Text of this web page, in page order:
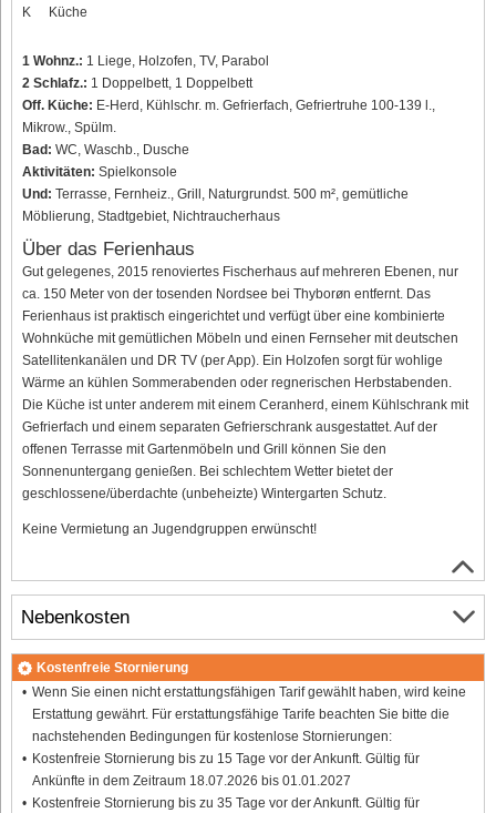
K
Küche
1 Wohnz.: 1 Liege, Holzofen, TV, Parabol
2 Schlafz.: 1 Doppelbett, 1 Doppelbett
Off. Küche: E-Herd, Kühlschr. m. Gefrierfach, Gefriertruhe 100-139 l.,
Mikrow., Spülm.
Bad: WC, Waschb., Dusche
Aktivitäten: Spielkonsole
Und: Terrasse, Fernheiz., Grill, Naturgrundst. 500 m², gemütliche
Möblierung, Stadtgebiet, Nichtraucherhaus
Über das Ferienhaus
Gut gelegenes, 2015 renoviertes Fischerhaus auf mehreren Ebenen, nur
ca. 150 Meter von der tosenden Nordsee bei Thyborøn entfernt. Das
Ferienhaus ist praktisch eingerichtet und verfügt über eine kombinierte
Wohnküche mit gemütlichen Möbeln und einen Fernseher mit deutschen
Satellitenkanälen und DR TV (per App). Ein Holzofen sorgt für wohlige
Wärme an kühlen Sommerabenden oder regnerischen Herbstabenden.
Die Küche ist unter anderem mit einem Ceranherd, einem Kühlschrank mit
Gefrierfach und einem separaten Gefrierschrank ausgestattet. Auf der
offenen Terrasse mit Gartenmöbeln und Grill können Sie den
Sonnenuntergang genießen. Bei schlechtem Wetter bietet der
geschlossene/überdachte (unbeheizte) Wintergarten Schutz.
Keine Vermietung an Jugendgruppen erwünscht!
Nebenkosten
Kostenfreie Stornierung
Wenn Sie einen nicht erstattungsfähigen Tarif gewählt haben, wird keine
Erstattung gewährt. Für erstattungsfähige Tarife beachten Sie bitte die
nachstehenden Bedingungen für kostenlose Stornierungen:
Kostenfreie Stornierung bis zu 15 Tage vor der Ankunft. Gültig für
Ankünfte in dem Zeitraum 18.07.2026 bis 01.01.2027
Kostenfreie Stornierung bis zu 35 Tage vor der Ankunft. Gültig für